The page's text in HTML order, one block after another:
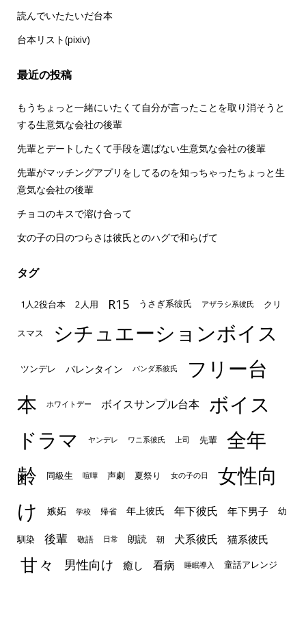
読んでいたたいだ台本
台本リスト(pixiv)
最近の投稿
もうちょっと一緒にいたくて自分が言ったことを取り消そうと
する生意気な会社の後輩
先輩とデートしたくて手段を選ばない生意気な会社の後輩
先輩がマッチングアプリをしてるのを知っちゃったちょっと生
意気な会社の後輩
チョコのキスで溶け合って
女の子の日のつらさは彼氏とのハグで和らげて
タグ
1人2役台本 2人用 R15 うさぎ系彼氏 アザラシ系彼氏 クリ
スマス シチュエーションボイス
ツンデレ バレンタイン パンダ系彼氏
フリー台
本
ホワイトデー ボイスサンプル台本
ボイス
ドラマ
ヤンデレ ワニ系彼氏 上司 先輩
全年
齢
同級生 喧嘩 声劇 夏祭り 女の子の日
女性向
け
嫉妬 学校 帰省 年上彼氏 年下彼氏 年下男子 幼
馴染 後輩 敬語 日常 朗読 朝 犬系彼氏 猫系彼氏
甘々 男性向け 癒し 看病 睡眠導入 童話アレンジ